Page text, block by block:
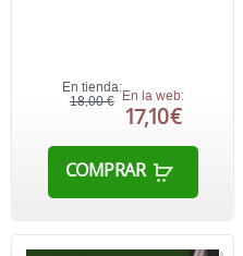
En tienda:
18,00 € En la web:
17,10 €
COMPRAR